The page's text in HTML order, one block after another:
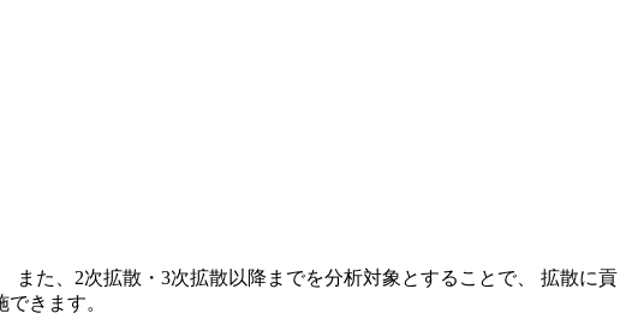
た、2次拡散・3次拡散以降までを分析対象とすることで、 拡散に貢
きます。